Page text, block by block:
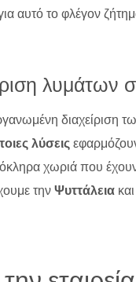
αυτό το φλέγον
λυμάτων
διαχείριση
λύσεις
χωριά που
τηνΨυττάλεια